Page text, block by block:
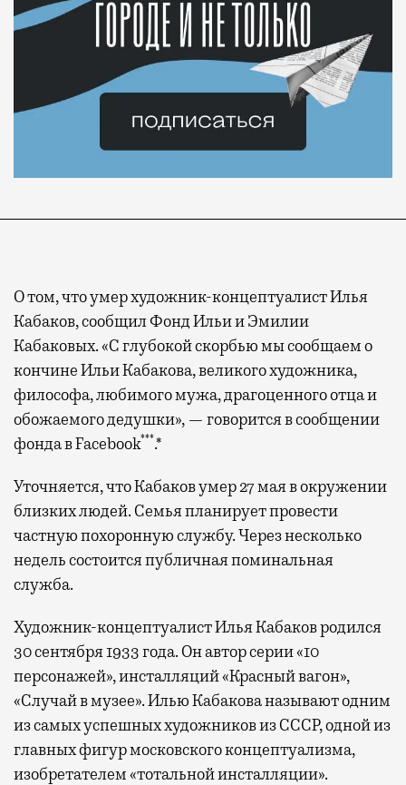
О том, что умер художник-концептуалист Илья
Кабаков, сообщил Фонд Ильи и Эмилии
Кабаковых. «С глубокой скорбью мы сообщаем о
кончине Ильи Кабакова, великого художника,
философа, любимого мужа, драгоценного отца и
обожаемого дедушки», — говорится в сообщении
фонда в Facebook***.*
Уточняется, что Кабаков умер 27 мая в окружении
близких людей. Семья планирует провести
частную похоронную службу. Через несколько
недель состоится публичная поминальная
служба.
Художник-концептуалист Илья Кабаков родился
30 сентября 1933 года. Он автор серии «10
персонажей», инсталляций «Красный вагон»,
«Случай в музее». Илью Кабакова называют одним
из самых успешных художников из СССР, одной из
главных фигур московского концептуализма,
изобретателем «тотальной инсталляции».